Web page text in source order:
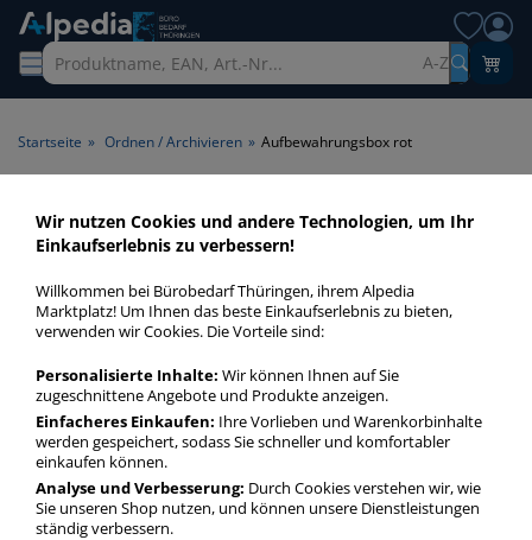
A-Z
Startseite » Ordnen / Archivieren » Aufbewahrungsbox rot
Aufbewahrungsbox rot >
Farbe rot
Transportboxen rot in bester Qualität zum günstigen Preis.
Finden Sie schnell Transportboxen rot mit unserer Filter-
Aufbewahrungsbox rot
mehr Infos zur Kategorie
Wir nutzen Cookies und andere Technologien, um Ihr
Einkaufserlebnis zu verbessern!
Willkommen bei Bürobedarf Thüringen, ihrem Alpedia
Marktplatz! Um Ihnen das beste Einkaufserlebnis zu bieten,
verwenden wir Cookies. Die Vorteile sind:
Personalisierte Inhalte: Wir können Ihnen auf Sie
zugeschnittene Angebote und Produkte anzeigen.
Einfacheres Einkaufen: Ihre Vorlieben und Warenkorbinhalte
werden gespeichert, sodass Sie schneller und komfortabler
einkaufen können.
Analyse und Verbesserung: Durch Cookies verstehen wir, wie
Sie unseren Shop nutzen, und können unsere Dienstleistungen
ständig verbessern.